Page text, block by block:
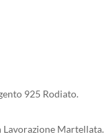
925 Rodiato.
Martellata.